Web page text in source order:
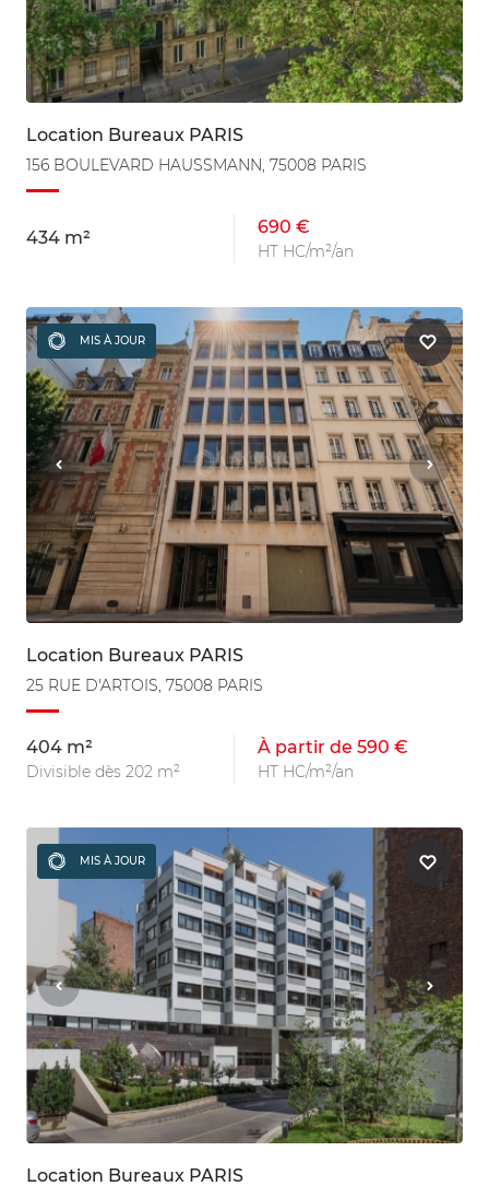
Location Bureaux PARIS
156 BOULEVARD HAUSSMANN, 75008 PARIS
434 m²
690 €
HT HC/m²/an
MIS À JOUR
Location Bureaux PARIS
25 RUE D'ARTOIS, 75008 PARIS
404 m²
Divisible dès 202 m²
À partir de 590 €
HT HC/m²/an
MIS À JOUR
Location Bureaux PARIS